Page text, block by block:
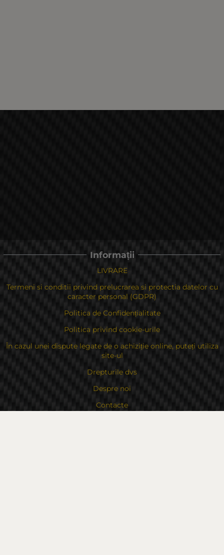
Informații
LIVRARE
Termeni si conditii privind prelucrarea si protectia datelor cu
caracter personal (GDPR)
Politica de Confidențialitate
Politica privind cookie-urile
În cazul unei dispute legate de o achiziție online, puteți utiliza
site-ul
Drepturile dvs
Despre noi
Contacte